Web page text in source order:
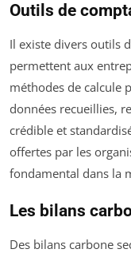
Outils de
Il existe divers outils
permettent aux
méthodes de calcule
données recueillies,
crédible et
offertes par les
fondamental dans la
Les bilans
Des bilans carbone